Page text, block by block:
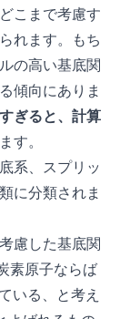
こまで考慮す
れます。もち
の高い基底関
傾向にありま
ぎると、計算
す。
系、スプリッ
に分類されま
慮した基底関
素原子ならば
いる、と考え